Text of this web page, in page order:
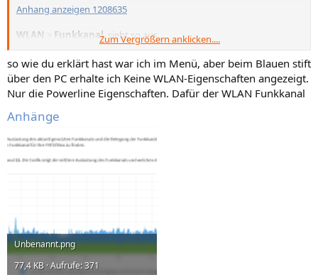
Anhang anzeigen 1208635
WLAN > Funkkanal, sieht so aus...
Anhang anzeigen 1208637
Zum Vergrößern anklicken....
so wie du erklärt hast war ich im Menü, aber beim Blauen stift
über den PC erhalte ich Keine WLAN-Eigenschaften angezeigt.
Nur die Powerline Eigenschaften. Dafür der WLAN Funkkanal
Anhänge
Unbenannt.png
77,4 KB · Aufrufe: 371